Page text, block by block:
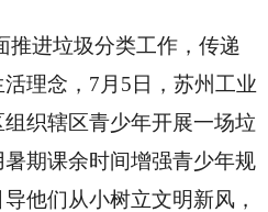
推进垃圾分类工作，传递
理念，7月5日，苏州工业
织辖区青少年开展一场垃
期课余时间增强青少年规
他们从小树立文明新风，